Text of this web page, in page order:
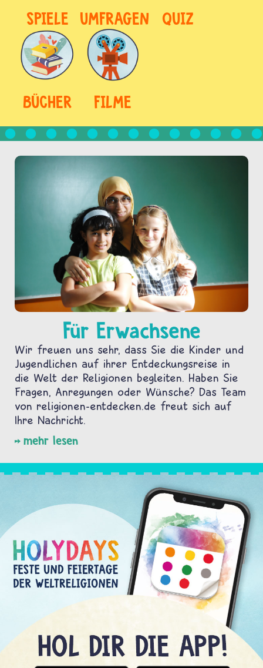
SPIELE UMFRAGEN QUIZ
BÜCHER FILME
Für Erwachsene
Wir freuen uns sehr, dass Sie die Kinder und
Jugendlichen auf ihrer Entdeckungsreise in
die Welt der Religionen begleiten. Haben Sie
Fragen, Anregungen oder Wünsche? Das Team
von religionen-entdecken.de freut sich auf
Ihre Nachricht.
mehr lesen